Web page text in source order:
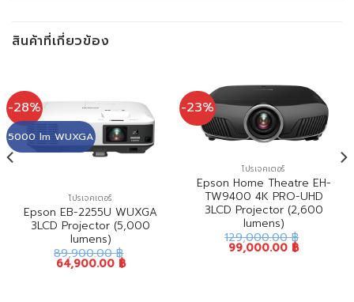
สินค้าที่เกี่ยวข้อง
-28%
5000 lm WUXGA
โปรเจคเตอร์
Epson EB-2255U WUXGA
3LCD Projector (5,000
lumens)
89,900.00฿
64,900.00 ฿
-23%
โปรเจคเตอร์
Epson Home Theatre EH-
TW9400 4K PRO-UHD
3LCD Projector (2,600
lumens)
129,000.00฿
99,000.00 ฿